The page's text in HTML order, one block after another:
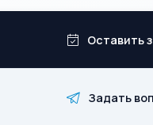
Оставить
Задать